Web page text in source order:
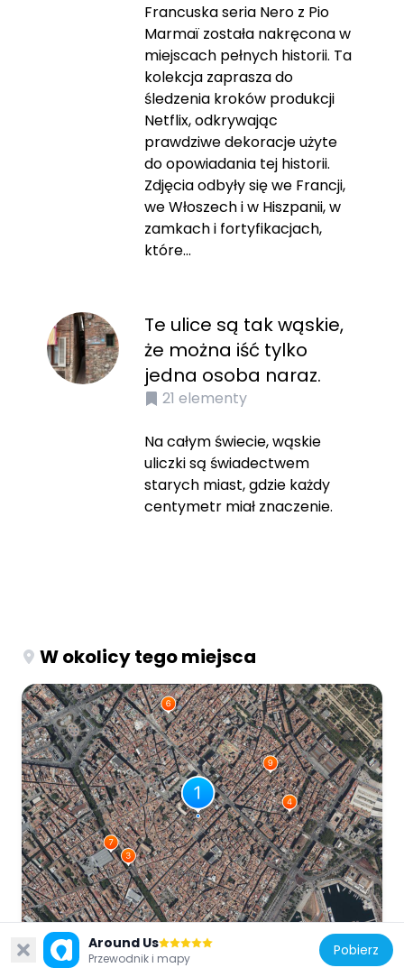
Francuska seria Nero z Pio
Marmaï została nakręcona w
miejscach pełnych historii. Ta
kolekcja zaprasza do
śledzenia kroków produkcji
Netflix, odkrywając
prawdziwe dekoracje użyte
do opowiadania tej historii.
Zdjęcia odbyły się we Francji,
we Włoszech i w Hiszpanii, w
zamkach i fortyfikacjach,
które...
Te ulice są tak wąskie,
że można iść tylko
jedna osoba naraz.
21 elementy
Na całym świecie, wąskie
uliczki są świadectwem
starych miast, gdzie każdy
centymetr miał znaczenie.
W okolicy tego miejsca
Around Us
Przewodnik i mapy Pobierz